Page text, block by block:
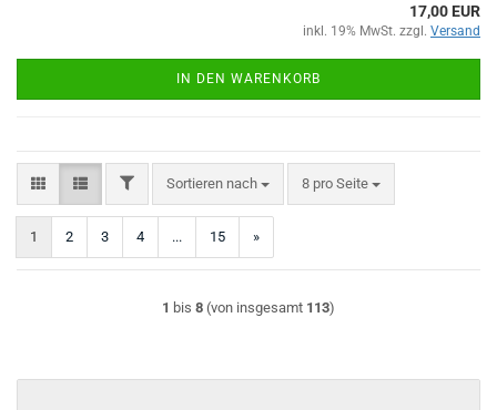
17,00 EUR
inkl. 19% MwSt. zzgl. Versand
IN DEN WARENKORB
FILTERSortieren nach
Sortieren nach 8 pro Seite
pro Seite
1 2 3 4 ... 15 »
1 bis 8 (von insgesamt 113)